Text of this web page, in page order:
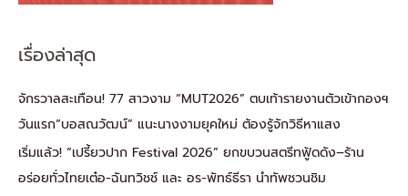
เรื่องล่าสุด
จักรวาลสะเทือน! 77 สาวงาม “MUT2026” ตบเท้ารายงานตัวเข้ากองฯ
วันแรก“บอสณวัฒน์” แนะนางงามยุคใหม่ ต้องรู้จักวิธีหาแสง
เริ่มแล้ว! “เปรี้ยวปาก Festival 2026” ยกขบวนสตรีทฟู้ดดัง–ร้าน
อร่อยทั่วไทยเต๋อ-ฉันทวิชช์ และ อร-พัทธ์ธีรา นำทัพชวนชิม